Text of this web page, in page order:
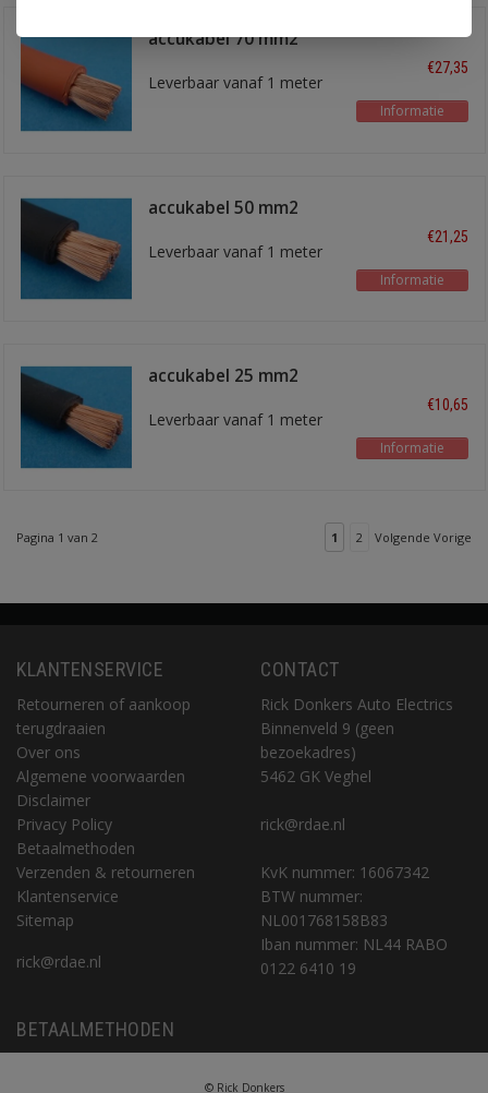
accukabel 70 mm2
Leverbaar vanaf 1 meter
€27,35
Informatie
accukabel 50 mm2
Leverbaar vanaf 1 meter
€21,25
Informatie
accukabel 25 mm2
Leverbaar vanaf 1 meter
€10,65
Informatie
Pagina 1 van 2 1 2 Volgende Vorige
KLANTENSERVICE
Retourneren of aankoop
terugdraaien
Over ons
Algemene voorwaarden
Disclaimer
Privacy Policy
Betaalmethoden
Verzenden & retourneren
Klantenservice
Sitemap
rick@rdae.nl
CONTACT
Rick Donkers Auto Electrics
Binnenveld 9 (geen
bezoekadres)
5462 GK Veghel
rick@rdae.nl
KvK nummer: 16067342
BTW nummer:
NL001768158B83
Iban nummer: NL44 RABO
0122 6410 19
BETAALMETHODEN
© Rick Donkers